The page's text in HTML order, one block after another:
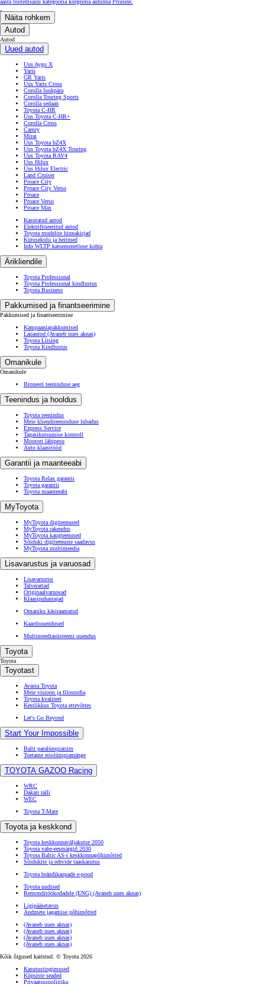
aasta tootedisaini kategooria kõrgeima auhinna Priusele.
Näita rohkem
Autod
Autod
Uued autod
Uus Aygo X
Yaris
GR Yaris
Uus Yaris Cross
Corolla luukpära
Corolla Touring Sports
Corolla sedaan
Toyota C-HR
Uus Toyota C-HR+
Corolla Cross
Camry
Mirai
Uus Toyota bZ4X
Uus Toyota bZ4X Touring
Uus Toyota RAV4
Uus Hilux
Uus Hilux Electric
Land Cruiser
Proace City
Proace City Verso
Proace
Proace Verso
Proace Max
Kasutatud autod
Elektrifitseeritud autod
Toyota mudelite hinnakirjad
Kütusekulu ja heitmed
Info WLTP katsemenetluse kohta
Ärikliendile
Toyota Professional
Toyota Professional kindlustus
Toyota Business
Pakkumised ja finantseerimine
Pakkumised ja finantseerimine
Kampaaniapakkumised
Laoautod (Avaneb uues aknas)
Toyota Liising
Toyota Kindlustus
Omanikule
Omanikule
Broneeri teeninduse aeg
Teenindus ja hooldus
Toyota teenindus
Meie klienditeeninduse lubadus
Express Service
Tagasikutsumise kontroll
Mootori läbipesu
Auto klaasitööd
Garantii ja maanteeabi
Toyota Relax garantii
Toyota garantii
Toyota maanteeabi
MyToyota
MyToyota digiteenused
MyToyota rakendus
MyToyota kaugteenused
Sõiduki digiteenuste saadavus
MyToyota multimeedia
Lisavarustus ja varuosad
Lisavarustus
Talverattad
Originaalvaruosad
Klaasipuhastajad
Omaniku käsiraamatud
Kaardiuuendused
Multimeediasüsteemi uuendus
Toyota
Toyota
Toyotast
Avasta Toyota
Meie visioon ja filosoofia
Toyota kvaliteet
Kestlikkus Toyota ettevõttes
Let's Go Beyond
Start Your Impossible
Balti paralümpiatiim
Toetame eriolümpiamänge
TOYOTA GAZOO Racing
WRC
Dakari ralli
WEC
Toyota T-Mate
Toyota ja keskkond
Toyota keskkonnaväljakutse 2050
Toyota vahe-eesmärgid 2030
Toyota Baltic AS-i keskkonnapõhimõtted
Sõidukite ja rehvide taaskasutus
Toyota brändikaupade e-pood
Toyota uudised
Remonditöökodadele (ENG) (Avaneb uues aknas)
Ligipääsetavus
Andmete jagamise põhimõtted
(Avaneb uues aknas)
(Avaneb uues aknas)
(Avaneb uues aknas)
(Avaneb uues aknas)
Kõik õigused kaitstud. © Toyota 2026
Kasutustingimused
Küpsiste seaded
Privaatsuspoliitika